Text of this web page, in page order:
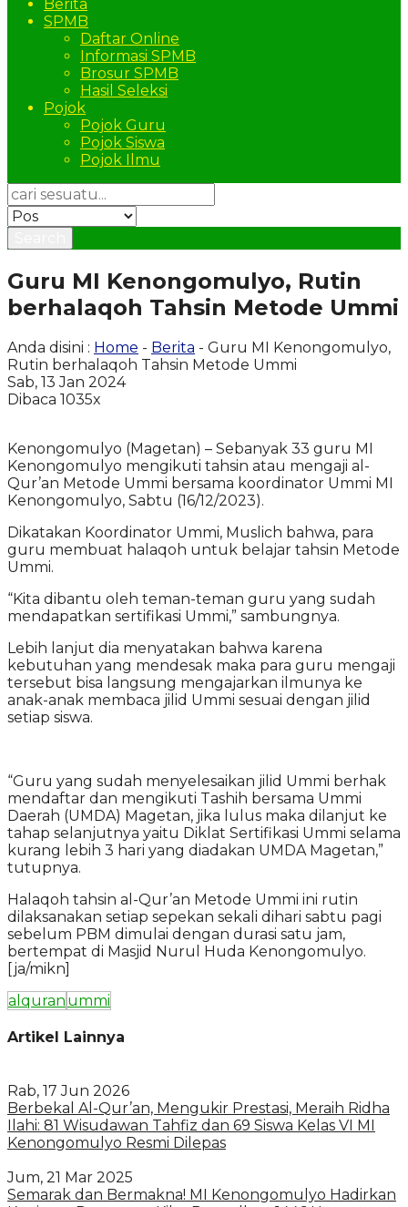
Berita
SPMB
Daftar Online
Informasi SPMB
Brosur SPMB
Hasil Seleksi
Pojok
Pojok Guru
Pojok Siswa
Pojok Ilmu
Guru MI Kenongomulyo, Rutin
berhalaqoh Tahsin Metode Ummi
Anda disini : Home - Berita - Guru MI Kenongomulyo,
Rutin berhalaqoh Tahsin Metode Ummi
Sab, 13 Jan 2024
Dibaca 1035x
Kenongomulyo (Magetan) – Sebanyak 33 guru MI
Kenongomulyo mengikuti tahsin atau mengaji al-
Qur’an Metode Ummi bersama koordinator Ummi MI
Kenongomulyo, Sabtu (16/12/2023).
Dikatakan Koordinator Ummi, Muslich bahwa, para
guru membuat halaqoh untuk belajar tahsin Metode
Ummi.
“Kita dibantu oleh teman-teman guru yang sudah
mendapatkan sertifikasi Ummi,” sambungnya.
Lebih lanjut dia menyatakan bahwa karena
kebutuhan yang mendesak maka para guru mengaji
tersebut bisa langsung mengajarkan ilmunya ke
anak-anak membaca jilid Ummi sesuai dengan jilid
setiap siswa.
“Guru yang sudah menyelesaikan jilid Ummi berhak
mendaftar dan mengikuti Tashih bersama Ummi
Daerah (UMDA) Magetan, jika lulus maka dilanjut ke
tahap selanjutnya yaitu Diklat Sertifikasi Ummi selama
kurang lebih 3 hari yang diadakan UMDA Magetan,”
tutupnya.
Halaqoh tahsin al-Qur’an Metode Ummi ini rutin
dilaksanakan setiap sepekan sekali dihari sabtu pagi
sebelum PBM dimulai dengan durasi satu jam,
bertempat di Masjid Nurul Huda Kenongomulyo.
[ja/mikn]
alquran ummi
Artikel Lainnya
Rab, 17 Jun 2026
Berbekal Al-Qur’an, Mengukir Prestasi, Meraih Ridha
Ilahi: 81 Wisudawan Tahfiz dan 69 Siswa Kelas VI MI
Kenongomulyo Resmi Dilepas
Jum, 21 Mar 2025
Semarak dan Bermakna! MI Kenongomulyo Hadirkan